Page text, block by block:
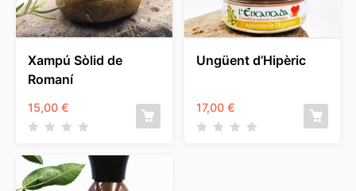
Xampú Sòlid de
Romaní
15,00 €
Ungüent d’Hipèric
17,00 €